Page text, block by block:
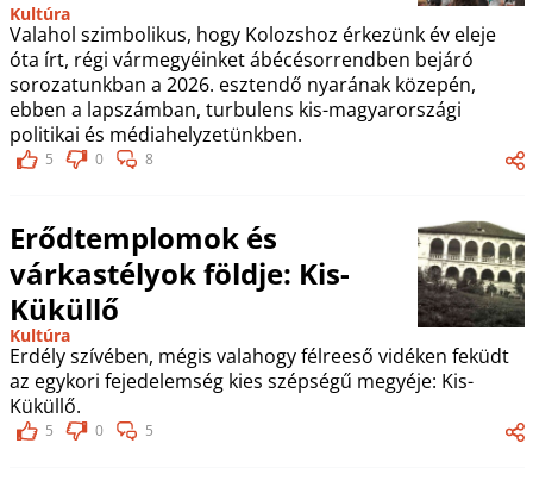
Kultúra
Valahol szimbolikus, hogy Kolozshoz érkezünk év eleje
óta írt, régi vármegyéinket ábécésorrendben bejáró
sorozatunkban a 2026. esztendő nyarának közepén,
ebben a lapszámban, turbulens kis-magyarországi
politikai és médiahelyzetünkben.
5 0 8
Erődtemplomok és
várkastélyok földje: Kis-
Küküllő
Kultúra
Erdély szívében, mégis valahogy félreeső vidéken feküdt
az egykori fejedelemség kies szépségű megyéje: Kis-
Küküllő.
5 0 5